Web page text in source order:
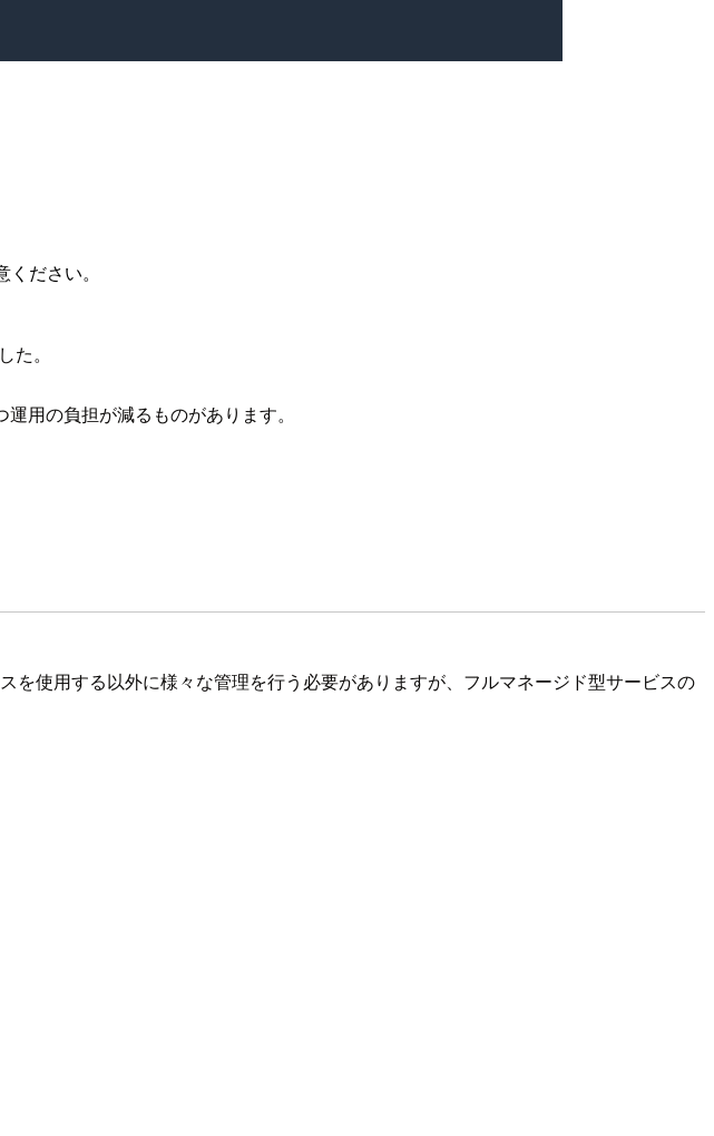
ださい。
。
用の負担が減るものがあります。
使用する以外に様々な管理を行う必要がありますが、フルマネージド型サービスの